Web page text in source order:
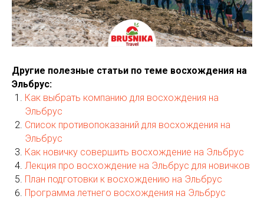
Другие полезные статьи по теме восхождения на
Эльбрус:
Как выбрать компанию для восхождения на
Эльбрус
Список противопоказаний для восхождения на
Эльбрус
Как новичку совершить восхождение на Эльбрус
Лекция про восхождение на Эльбрус для новичков
План подготовки к восхождению на Эльбрус
Программа летнего восхождения на Эльбрус